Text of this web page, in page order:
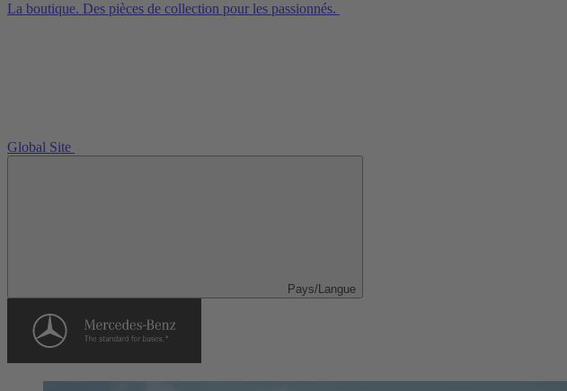
La boutique. Des pièces de collection pour les passionnés.
Global Site
Pays/Langue